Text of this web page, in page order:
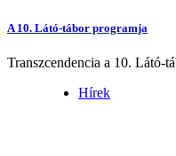
A 10. Látó-tábor programja
Transzcendencia a 10. Látó-
Hírek